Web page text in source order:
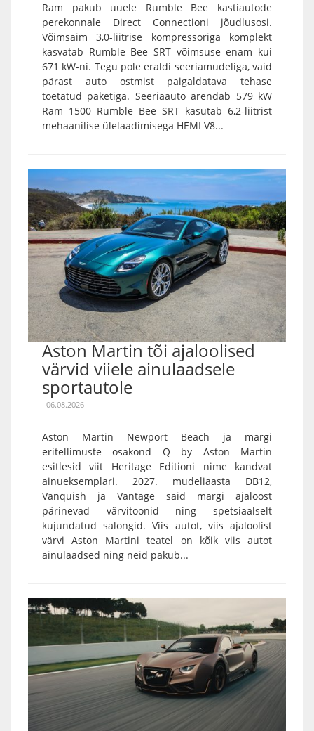
Ram pakub uuele Rumble Bee kastiautode
perekonnale Direct Connectioni jõudlusosi.
Võimsaim 3,0-liitrise kompressoriga komplekt
kasvatab Rumble Bee SRT võimsuse enam kui
671 kW-ni. Tegu pole eraldi seeriamudeliga, vaid
pärast auto ostmist paigaldatava tehase
toetatud paketiga. Seeriaauto arendab 579 kW
Ram 1500 Rumble Bee SRT kasutab 6,2-liitrist
mehaanilise ülelaadimisega HEMI V8...
Aston Martin tõi ajaloolised
värvid viiele ainulaadsele
sportautole
06.08.2026
Aston Martin Newport Beach ja margi
eritellimuste osakond Q by Aston Martin
esitlesid viit Heritage Editioni nime kandvat
ainueksemplari. 2027. mudeliaasta DB12,
Vanquish ja Vantage said margi ajaloost
pärinevad värvitoonid ning spetsiaalselt
kujundatud salongid. Viis autot, viis ajaloolist
värvi Aston Martini teatel on kõik viis autot
ainulaadsed ning neid pakub...